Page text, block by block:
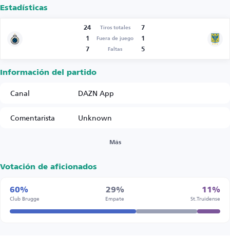
Estadísticas
24 Tiros totales
7
1
Fuera de juego
1
7
Faltas 5
Información del partido
Canal
DAZN App
Comentarista
Unknown
Más
Votación de aficionados
60%
Club Brugge
29%
Empate
11%
St.Truidense